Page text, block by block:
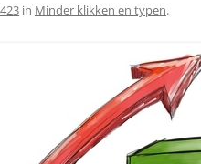
in Minder klikken en typen.